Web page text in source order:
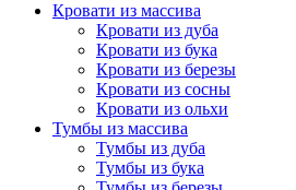
Кровати из массива
Кровати из дуба
Кровати из бука
Кровати из березы
Кровати из сосны
Кровати из ольхи
Тумбы из массива
Тумбы из дуба
Тумбы из бука